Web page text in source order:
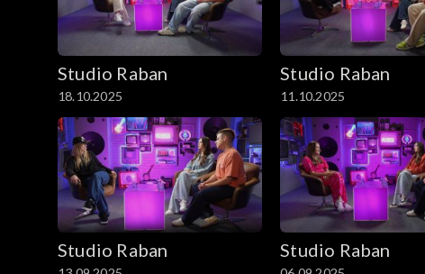
Studio Raban
18.10.2025
Studio Raban
11.10.2025
Studio Raban Studio Raban